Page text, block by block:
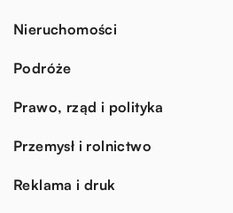
Nieruchomości
Podróże
Prawo, rząd i polityka
Przemysł i rolnictwo
Reklama i druk